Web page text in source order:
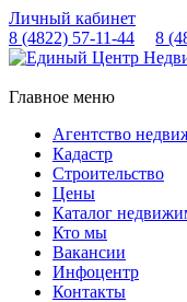
Личный кабинет
8 (4822) 57-11-44 8
Главное меню
Агентство
Кадастр
Строительство
Цены
Каталог
Кто мы
Вакансии
Инфоцентр
Контакты